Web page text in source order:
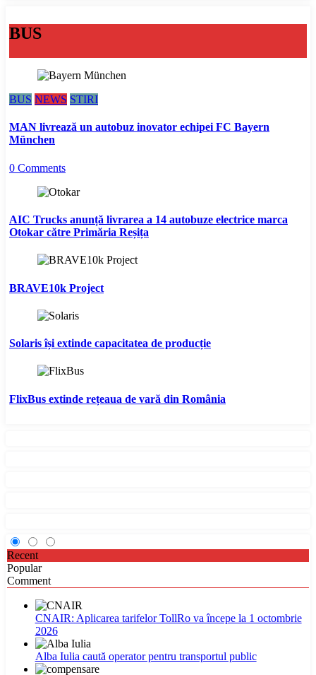
BUS
BUS NEWS STIRI
MAN livrează un autobuz inovator echipei FC Bayern
München
0 Comments
AIC Trucks anunță livrarea a 14 autobuze electrice marca
Otokar către Primăria Reșița
BRAVE10k Project
Solaris își extinde capacitatea de producție
FlixBus extinde rețeaua de vară din România
Recent
Popular
Comment
CNAIR: Aplicarea tarifelor TollRo va începe la 1 octombrie
2026
Alba Iulia caută operator pentru transportul public